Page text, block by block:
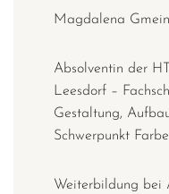
Magdalena
Absolventin der
Leesdorf –
Gestaltung,
Schwerpunkt
Weiterbildung bei